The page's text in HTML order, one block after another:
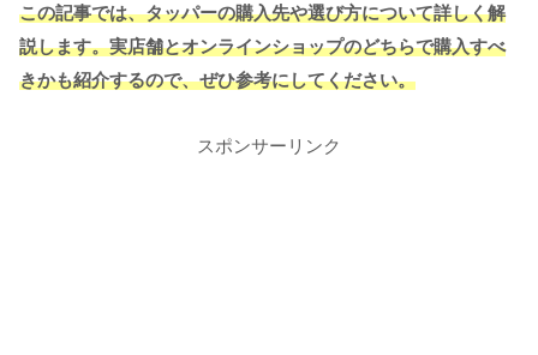
この記事では、タッパーの購入先や選び方について詳しく解
説します。実店舗とオンラインショップのどちらで購入すべ
きかも紹介するので、ぜひ参考にしてください。
スポンサーリンク